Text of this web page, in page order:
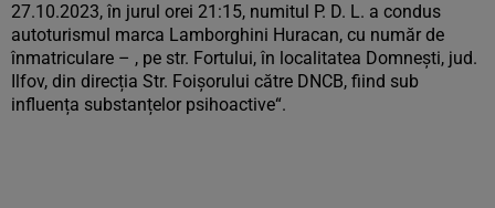
27.10.2023, în jurul orei 21:15, numitul P. D. L. a condus
autoturismul marca Lamborghini Huracan, cu număr de
înmatriculare – , pe str. Fortului, în localitatea Domnești, jud.
Ilfov, din direcția Str. Foișorului către DNCB, fiind sub
influența substanțelor psihoactive“.